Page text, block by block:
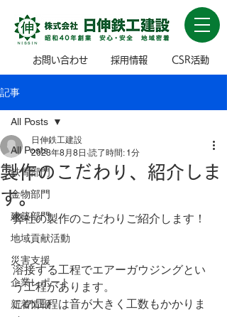
お問い合わせ 採用情報 CSR活動
記事
All Posts
鉄骨部門
金物部門
建築部門
地域貢献活動
災害支援
企業レポート
新着情報
All Posts
製作のこだわり、紹介しま
す。
日伸鉄工建設
2023年8月8日 読了時間: 1分
弊社の製作のこだわりご紹介します！
溶接する工程でエアーガウジングとい
う工程があります。
この工程は音が大きく工数もかかりま